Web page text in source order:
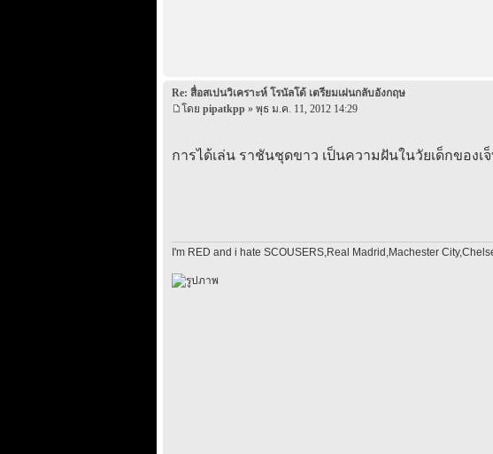
Re: สื่อสเปนวิเคราะห์ โรนัลโด้ เตรียมเผ่นกลับอังกฤษ
โดย pipatkpp » พุธ ม.ค. 11, 2012 14:29
การได้เล่น ราชันชุดขาว เป็นความฝันในวัยเด็กของ
I'm RED and i hate SCOUSERS,Real Madrid,Machester